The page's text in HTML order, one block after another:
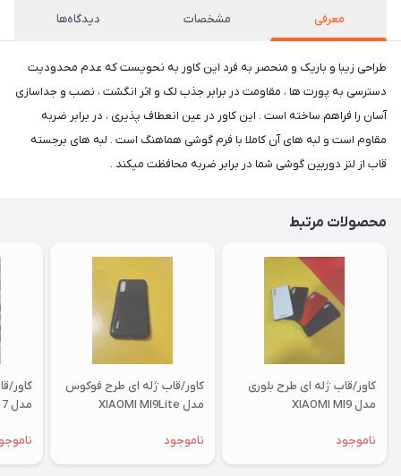
معرفی مشخصات دیدگاه‌ها
طراحی زیبا و باریک و منحصر به فرد این کاور به نحویست که عدم محدودیت
دسترسی به پورت ها ، مقاومت در برابر جذب لک و اثر انگشت ، نصب و جداسازی
آسان را فراهم ساخته است . این کاور در عین انعطاف پذیری ، در برابر ضربه
مقاوم است و لبه های آن کاملا با فرم گوشی هماهنگ است . لبه های برجسته
قاب از لنز دوربین گوشی شما در برابر ضربه محافظت میکند .
محصولات مرتبط
کاور/قاب ژله ای طرح بلوری
مدل XIAOMI MI9
ناموجود
کاور/قاب ژله ای طرح فوکوس
مدل XIAOMI MI9Lite
ناموجود
کاور/
مدل XIAOMI RM 7